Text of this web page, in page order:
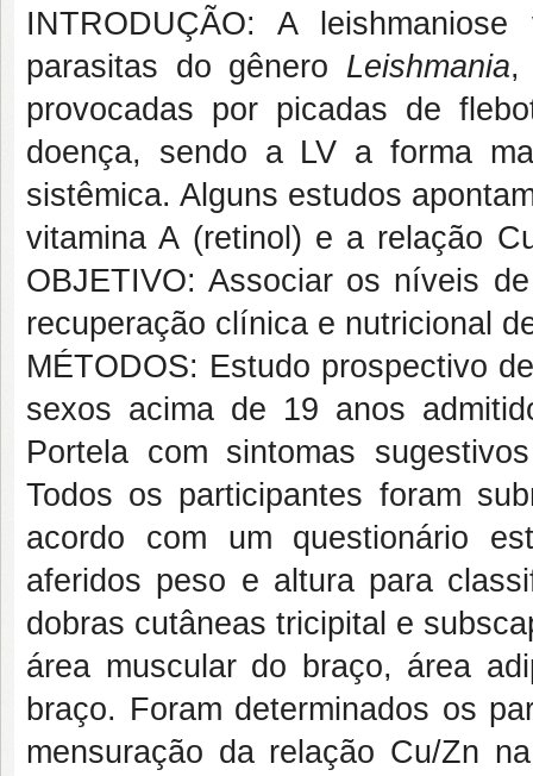
INTRODUÇÃO: A
parasitas do gênero Leishmania,
provocadas por picadas de
doença, sendo a LV a forma
sistêmica. Alguns estudos
vitamina A (retinol) e a relação
OBJETIVO: Associar os níveis
recuperação clínica e nutricional
MÉTODOS: Estudo prospectivo
sexos acima de 19 anos
Portela com sintomas
Todos os participantes foram
acordo com um questionário
aferidos peso e altura para
dobras cutâneas tricipital e
área muscular do braço, área
braço. Foram determinados os
mensuração da relação Cu/Zn